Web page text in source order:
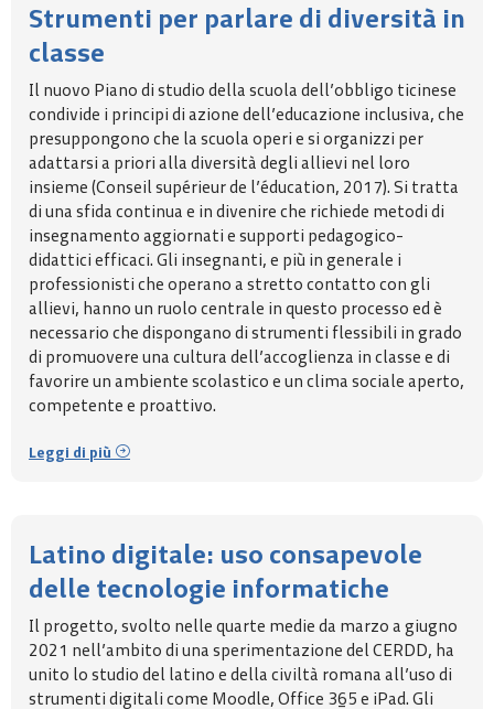
Strumenti per parlare di diversità in
classe
Il nuovo Piano di studio della scuola dell’obbligo ticinese
condivide i principi di azione dell’educazione inclusiva, che
presuppongono che la scuola operi e si organizzi per
adattarsi a priori alla diversità degli allievi nel loro
insieme (Conseil supérieur de l’éducation, 2017). Si tratta
di una sfida continua e in divenire che richiede metodi di
insegnamento aggiornati e supporti pedagogico-
didattici efficaci. Gli insegnanti, e più in generale i
professionisti che operano a stretto contatto con gli
allievi, hanno un ruolo centrale in questo processo ed è
necessario che dispongano di strumenti flessibili in grado
di promuovere una cultura dell’accoglienza in classe e di
favorire un ambiente scolastico e un clima sociale aperto,
competente e proattivo.
Leggi di più
Latino digitale: uso consapevole
delle tecnologie informatiche
Il progetto, svolto nelle quarte medie da marzo a giugno
2021 nell’ambito di una sperimentazione del CERDD, ha
unito lo studio del latino e della civiltà romana all’uso di
strumenti digitali come Moodle, Office 365 e iPad. Gli